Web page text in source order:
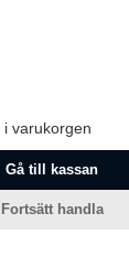
varukorgen
Gå till kassan
Fortsätt handla